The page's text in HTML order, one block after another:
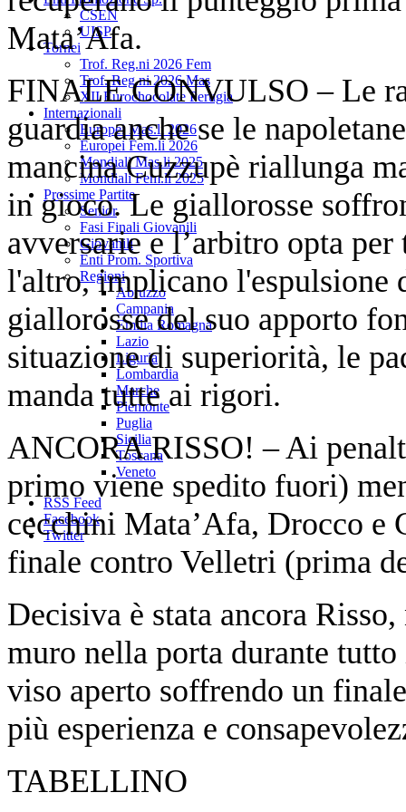
CSEN
UISP
Tornei
Trof. Reg.ni 2026 Fem
Trof. Reg.ni 2026 Mas
XII Eurochocolate Perugia
Internazionali
Europei Mas.li 2026
Europei Fem.li 2026
Mondiali Mas.li 2025
Mondiali Fem.li 2025
Prossime Partite
Senior
Fasi Finali Giovanili
Giovanili
Enti Prom. Sportiva
Regioni
Abruzzo
Campania
Emilia Romagna
Lazio
Liguria
Lombardia
Marche
Piemonte
Puglia
Sicilia
Toscana
Veneto
RSS Feed
Facebook
Twitter
Mata’Afa.
FINALE CONVULSO – Le
guardia anche se le
mancina Cuzzupè riallunga
in gioco. Le giallorosse
avversarie e l’arbitro opta
l'altro, implicano l'espulsione
giallorosse del suo apporto
situazione di superiorità, le
manda tutte ai rigori.
ANCORA RISSO! – Ai
primo viene spedito fuori)
cecchini Mata’Afa, Drocco e
finale contro Velletri (prima
Decisiva è stata ancora
muro nella porta durante
viso aperto soffrendo un
più esperienza e
TABELLINO